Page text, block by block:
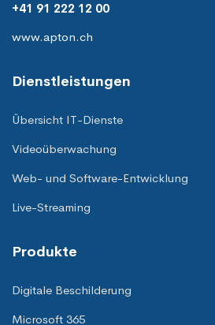
+41 91 222 12 00
www.apton.ch
Dienstleistungen
Übersicht IT-Dienste
Videoüberwachung
Web- und Software-Entwicklung
Live-Streaming
Produkte
Digitale Beschilderung
Microsoft 365